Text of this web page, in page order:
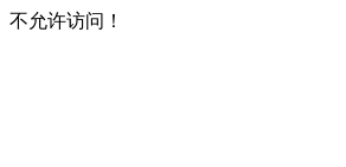
不允许访问！